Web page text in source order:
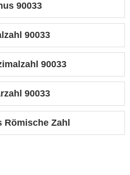
90033
90033
90033
90033
Römische Zahl